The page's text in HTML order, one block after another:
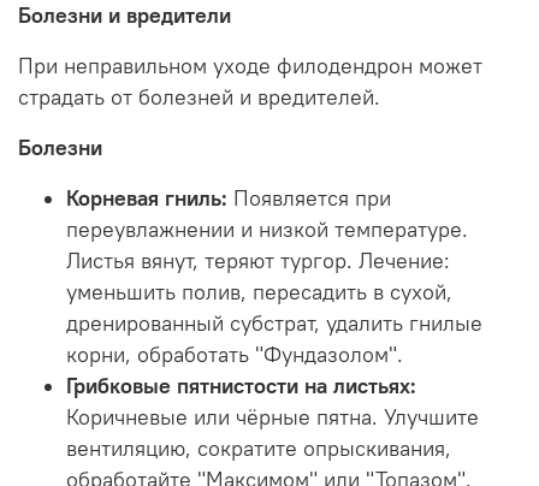
Болезни и вредители
При неправильном уходе филодендрон может
страдать от болезней и вредителей.
Болезни
Корневая гниль: Появляется при
переувлажнении и низкой температуре.
Листья вянут, теряют тургор. Лечение:
уменьшить полив, пересадить в сухой,
дренированный субстрат, удалить гнилые
корни, обработать "Фундазолом".
Грибковые пятнистости на листьях:
Коричневые или чёрные пятна. Улучшите
вентиляцию, сократите опрыскивания,
обработайте "Максимом" или "Топазом".